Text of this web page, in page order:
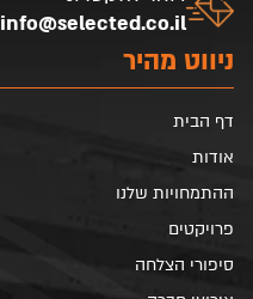
ניווט מהיר
דף הבית
אודות
ההתמחויות שלנו
פרויקטים
סיפורי הצלחה
info@selected.co.il